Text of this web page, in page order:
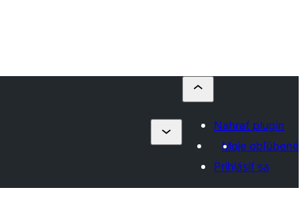
Nahrať plugin
Moje obľúbené
Prihlásiť sa